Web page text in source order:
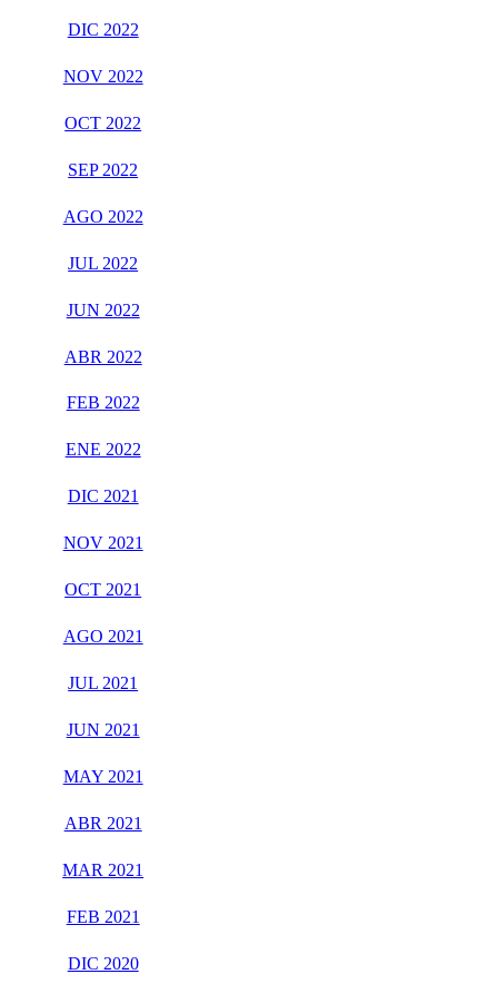
DIC 2022
NOV 2022
OCT 2022
SEP 2022
AGO 2022
JUL 2022
JUN 2022
ABR 2022
FEB 2022
ENE 2022
DIC 2021
NOV 2021
OCT 2021
AGO 2021
JUL 2021
JUN 2021
MAY 2021
ABR 2021
MAR 2021
FEB 2021
DIC 2020